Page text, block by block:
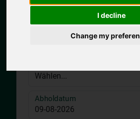
Abholdatum
I decline
Change my